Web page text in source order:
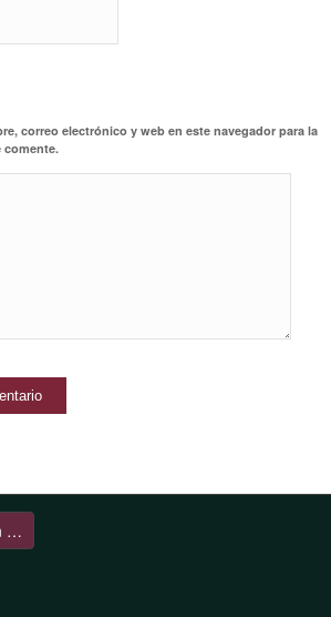
correo electrónico y web en este navegador para la
comente.